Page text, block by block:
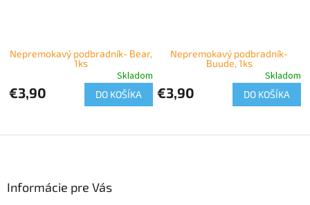
Nepremokavý podbradník- Bear,
1ks
Skladom
€3,90 DO KOŠÍKA
Nepremokavý podbradník-
Buude, 1ks
Skladom
€3,90 DO KOŠÍKA
Informácie pre Vás